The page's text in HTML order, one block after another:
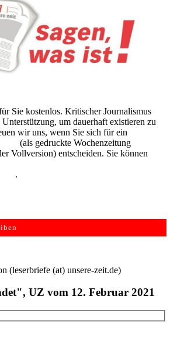
Sie kostenlos. Kritischer Journalismus
um dauerhaft existieren zu
wir uns, wenn Sie sich für ein
(als gedruckte Wochenzeitung
Vollversion) entscheiden. Sie können
.
(leserbriefe (at) unsere-zeit.de)
UZ vom 12. Februar 2021